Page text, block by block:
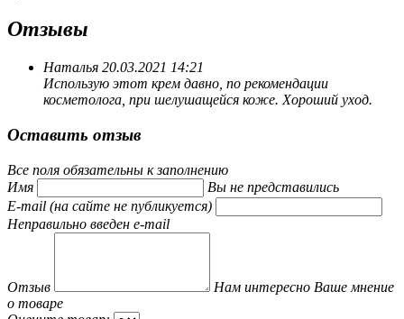
Отзывы
Наталья 20.03.2021 14:21
Использую этот крем давно, по рекомендации
косметолога, при шелушащейся коже. Хороший уход.
Оставить отзыв
Все поля обязательны к заполнению
Имя
Вы не представились
E-mail (на сайте не публикуется)
Неправильно введен e-mail
Отзыв
Нам интересно Ваше мнение
о товаре